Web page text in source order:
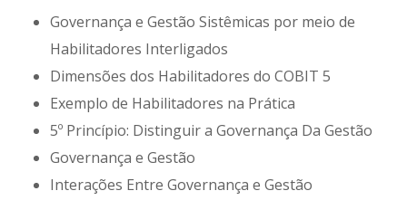
Governança e Gestão Sistêmicas por meio de
Habilitadores Interligados
Dimensões dos Habilitadores do COBIT 5
Exemplo de Habilitadores na Prática
5º Princípio: Distinguir a Governança Da Gestão
Governança e Gestão
Interações Entre Governança e Gestão